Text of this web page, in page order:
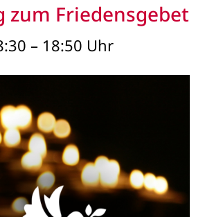
zum Friedensgebet
– 18:50 Uhr